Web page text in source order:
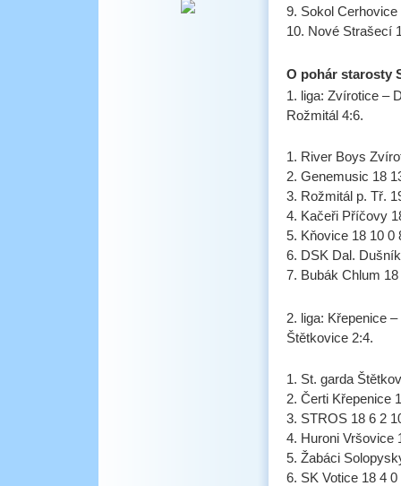
9. Sokol Cerhovice
10. Nové Strašecí
O pohár starosty
1. liga: Zvírotice –
Rožmitál 4:6.
1. River Boys
2. Genemusic 18
3. Rožmitál p. Tř.
4. Kačeři Příčovy
5. Kňovice 18 10 0
6. DSK Dal.
7. Bubák Chlum
2. liga: Křepenice
Štětkovice 2:4.
1. St. garda
2. Čerti Křepenice
3. STROS 18 6 2
4. Huroni Vršovice
5. Žabáci
6. SK Votice 18 4 0